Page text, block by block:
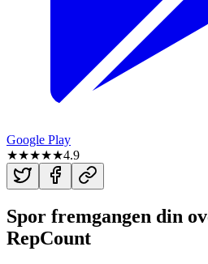
Google Play
★★★★★4.9
Spor fremgangen din
RepCount